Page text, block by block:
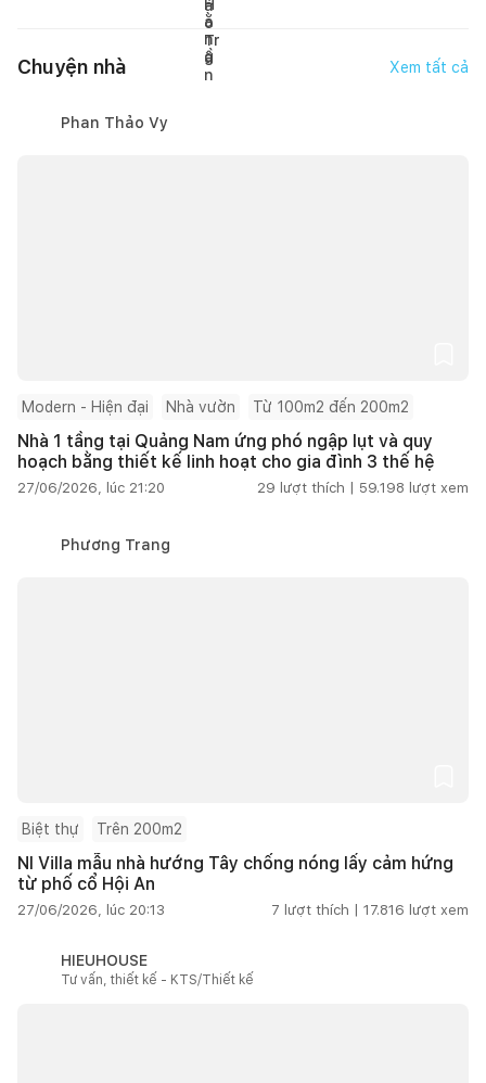
Chuyện nhà Xem tất cả
Phan Thảo Vy
Modern - Hiện đại Nhà vườn Từ 100m2 đến 200m2
Nhà 1 tầng tại Quảng Nam ứng phó ngập lụt và quy
hoạch bằng thiết kế linh hoạt cho gia đình 3 thế hệ
27/06/2026, lúc 21:20 29 lượt thích | 59.198 lượt xem
Phương Trang
Biệt thự Trên 200m2
NI Villa mẫu nhà hướng Tây chống nóng lấy cảm hứng
từ phố cổ Hội An
27/06/2026, lúc 20:13 7 lượt thích | 17.816 lượt xem
HIEUHOUSE
Tư vấn, thiết kế - KTS/Thiết kế